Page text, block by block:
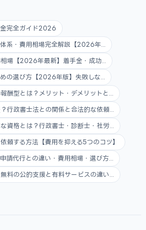
完全ガイド2026
系・費用相場完全解説【2026年...
場【2026年最新】着手金・成功...
の選び方【2026年版】失敗しな...
酬型とは？メリット・デメリットと...
行政書士法との関係と合法的な依頼...
資格とは？行政書士・診断士・社労...
頼する方法【費用を抑える5つのコツ】
請代行との違い・費用相場・選び方...
料の公的支援と有料サービスの違い...